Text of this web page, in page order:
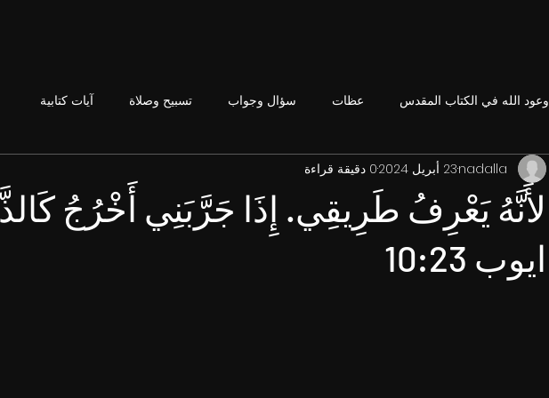
وعود الله في الكتاب المقدس عظات سؤال وجواب تسبيح وصلاة آيات كتابية
لأَنَّهُ يَعْرِفُ طَرِيقِي. إِذَا جَرَّبَنِي أَخْرُجُ
ايوب 10:23
nadalla23 أبريل 2024 0 دقيقة قراءة